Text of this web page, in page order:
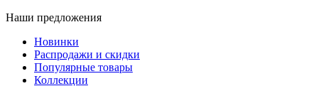
Наши предложения
Новинки
Распродажи и скидки
Популярные товары
Коллекции